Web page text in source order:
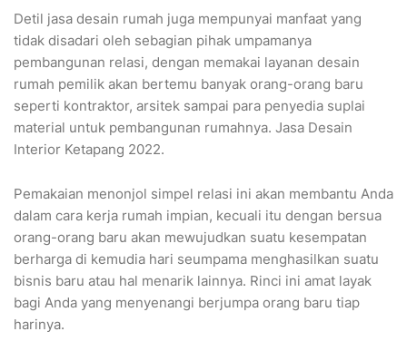
Detil jasa desain rumah juga mempunyai manfaat yang
tidak disadari oleh sebagian pihak umpamanya
pembangunan relasi, dengan memakai layanan desain
rumah pemilik akan bertemu banyak orang-orang baru
seperti kontraktor, arsitek sampai para penyedia suplai
material untuk pembangunan rumahnya. Jasa Desain
Interior Ketapang 2022.
Pemakaian menonjol simpel relasi ini akan membantu Anda
dalam cara kerja rumah impian, kecuali itu dengan bersua
orang-orang baru akan mewujudkan suatu kesempatan
berharga di kemudia hari seumpama menghasilkan suatu
bisnis baru atau hal menarik lainnya. Rinci ini amat layak
bagi Anda yang menyenangi berjumpa orang baru tiap
harinya.